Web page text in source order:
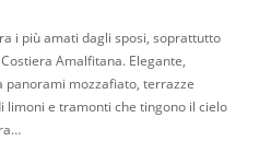
i più amati dagli sposi, soprattutto
Amalfitana. Elegante,
panorami mozzafiato, terrazze
limoni e tramonti che tingono il cielo